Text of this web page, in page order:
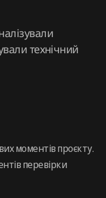
технічний
моментів проєкту.
перевірки